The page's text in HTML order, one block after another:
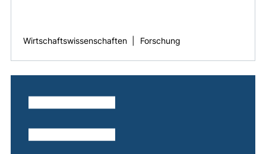
Wirtschaftswissenschaften Forschung